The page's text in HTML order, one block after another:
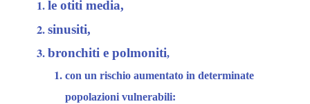
le otiti media,
sinusiti,
bronchiti e polmoniti,
con un rischio aumentato in determinate
popolazioni vulnerabili: